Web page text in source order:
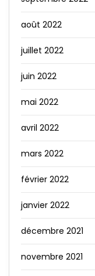
août 2022
juillet 2022
juin 2022
mai 2022
avril 2022
mars 2022
février 2022
janvier 2022
décembre 2021
novembre 2021